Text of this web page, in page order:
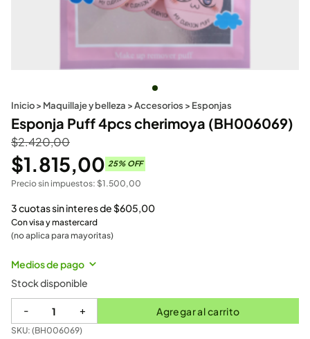
Inicio> Maquillaje y belleza >Accesorios > Esponjas
Esponja Puff 4pcs cherimoya (BH006069)
$2.420,00
$1.815,00 25% OFF
Precio sin impuestos: $1.500,00
3 cuotas sin interes de$605,00
Con visa y mastercard
(no aplica para mayoritas)
Medios de pago
Stock disponible
- + Agregar al carrito
SKU: (BH006069)